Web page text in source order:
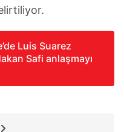
Luis Suarez
Safi anlaşmayı